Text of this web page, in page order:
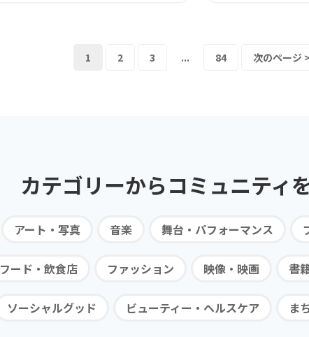
1 2 3 ... 84 次のページ >
カテゴリーからコミュニティ
アート・写真 音楽 舞台・パフォーマンス
フード・飲食店 ファッション 映像・映画 書
ソーシャルグッド ビューティー・ヘルスケア ま